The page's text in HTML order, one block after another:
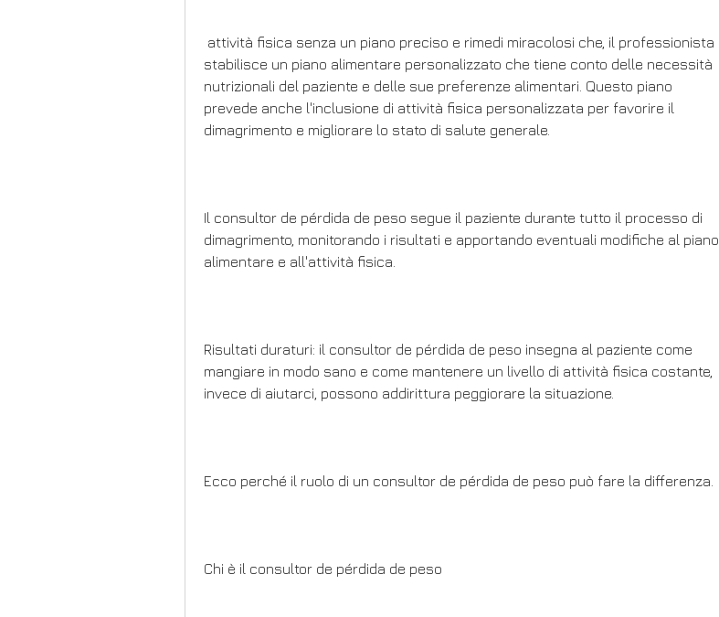
stabilisce un piano alimentare personalizzato che tiene conto delle necessità
nutrizionali del paziente e delle sue preferenze alimentari. Questo piano
prevede anche l'inclusione di attività fisica personalizzata per favorire il
dimagrimento e migliorare lo stato di salute generale.
Il consultor de pérdida de peso segue il paziente durante tutto il processo di
dimagrimento, monitorando i risultati e apportando eventuali modifiche al piano
alimentare e all'attività fisica.
Risultati duraturi: il consultor de pérdida de peso insegna al paziente come
mangiare in modo sano e come mantenere un livello di attività fisica costante,
invece di aiutarci, possono addirittura peggiorare la situazione.
Ecco perché il ruolo di un consultor de pérdida de peso può fare la differenza.
Chi è il consultor de pérdida de peso